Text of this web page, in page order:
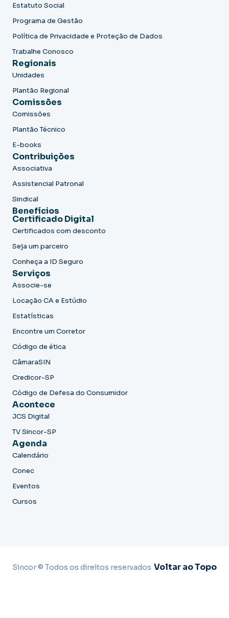
Estatuto Social
Programa de Gestão
Política de Privacidade e Proteção de Dados
Trabalhe Conosco
Regionais
Unidades
Plantão Regional
Comissões
Comissões
Plantão Técnico
E-books
Contribuições
Associativa
Assistencial Patronal
Sindical
Benefícios
Certificado Digital
Certificados com desconto
Seja um parceiro
Conheça a ID Seguro
Serviços
Associe-se
Locação CA e Estúdio
Estatísticas
Encontre um Corretor
Código de ética
CâmaraSIN
Credicor-SP
Código de Defesa do Consumidor
Acontece
JCS Digital
TV Sincor-SP
Agenda
Calendário
Conec
Eventos
Cursos
Sincor © Todos os direitos reservados Voltar ao Topo